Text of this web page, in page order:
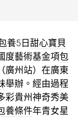
養5日甜心寶貝
度藝術基金項包
廣州站）在廣東
舉辦。經由過程
彩貴州神奇秀美
養條件年青女星